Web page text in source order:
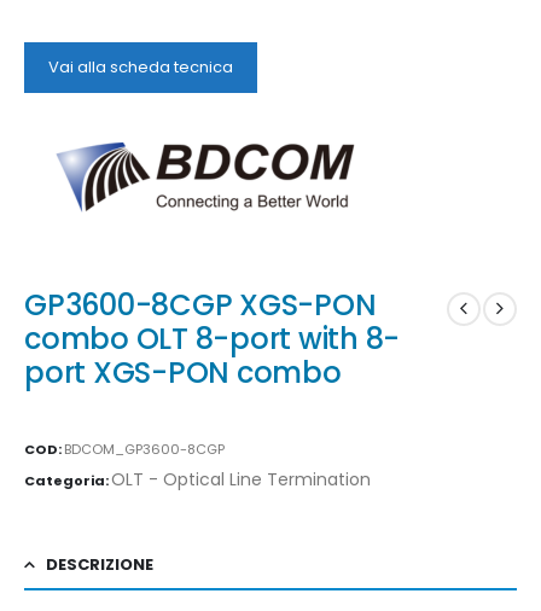
Vai alla scheda tecnica
GP3600-8CGP XGS-PON
combo OLT 8-port with 8-
port XGS-PON combo
COD:BDCOM_GP3600-8CGP
Categoria:OLT - Optical Line Termination
DESCRIZIONE